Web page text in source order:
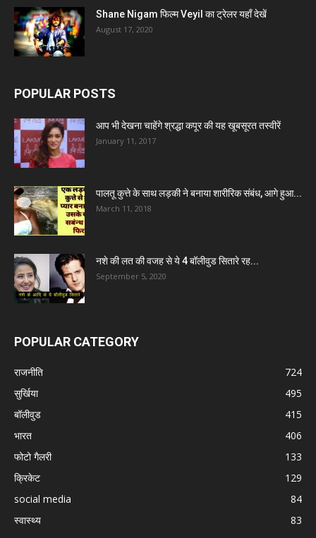
Shane Nigam फिल्म Veyil का ट्रेलर यहाँ देखें
August 17, 2020
POPULAR POSTS
आप भी देखना चाहेंगे श्रद्धा कपूर की यह खूबसूरत तस्वीरें
January 11, 2017
पालतू कुत्ते के साथ लड़की ने बनाया शारीरिक संबंध, आगे हुआ...
March 11, 2018
नशे की लत की वजह से ये 4 बॉलीवुड सितारे रह...
September 5, 2020
POPULAR CATEGORY
राजनीति
724
सुर्खिया
495
बॉलीवुड
415
भारत
406
फोटो गैलरी
133
क्रिकेट
129
social media
84
स्वास्थ्य
83